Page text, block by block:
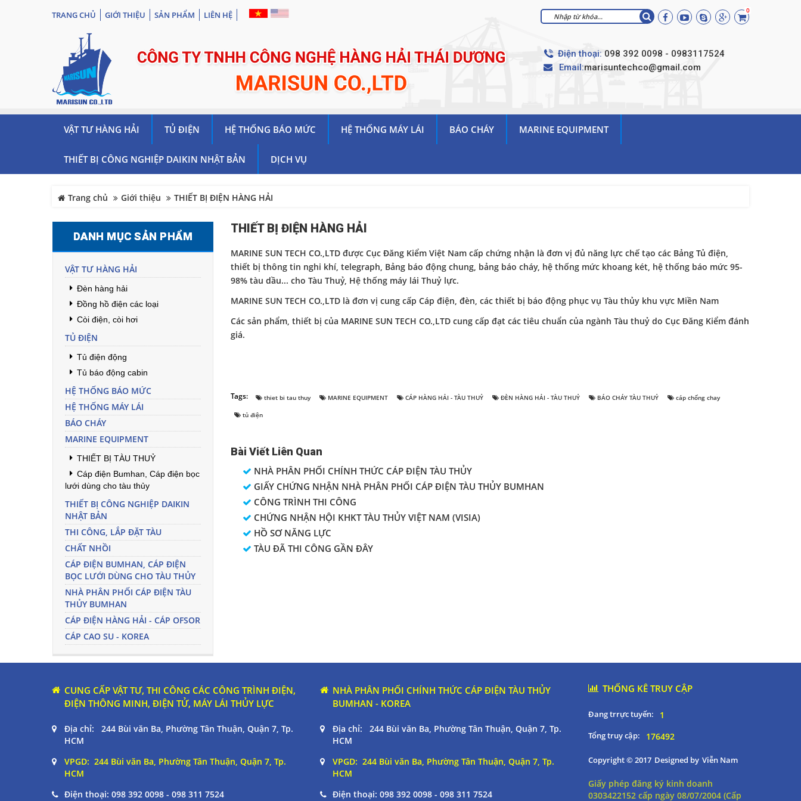
TRANG CHỦ GIỚI THIỆU SẢN PHẨM LIÊN HỆ 0
Điện thoại: 098 392 0098 - 0983117524
Email:marisuntechco@gmail.com
VẬT TƯ HÀNG HẢI TỦ ĐIỆN HỆ THỐNG BÁO MỨC HỆ THỐNG MÁY LÁI BÁO CHÁY MARINE EQUIPMENT
THIẾT BỊ CÔNG NGHIỆP DAIKIN NHẬT BẢN DỊCH VỤ
Trang chủ Giới thiệu THIẾT BỊ ĐIỆN HÀNG HẢI
DANH MỤC SẢN PHẨM
VẬT TƯ HÀNG HẢI
Đèn hàng hải
Đồng hồ điện các loại
Còi điện, còi hơi
TỦ ĐIỆN
Tủ điện động
Tủ báo động cabin
HỆ THỐNG BÁO MỨC
HỆ THỐNG MÁY LÁI
BÁO CHÁY
MARINE EQUIPMENT
THIẾT BỊ TÀU THUỶ
Cáp điện Bumhan, Cáp điện bọc
lưới dùng cho tàu thủy
THIẾT BỊ CÔNG NGHIỆP DAIKIN
NHẬT BẢN
THI CÔNG, LẮP ĐẶT TÀU
CHẤT NHỒI
CÁP ĐIỆN BUMHAN, CÁP ĐIỆN
BỌC LƯỚI DÙNG CHO TÀU THỦY
NHÀ PHÂN PHỐI CÁP ĐIỆN TÀU
THỦY BUMHAN
CÁP ĐIỆN HÀNG HẢI - CÁP OFSOR
CÁP CAO SU - KOREA
THIẾT BỊ ĐIỆN HÀNG HẢI
MARINE SUN TECH CO.,LTD được Cục Đăng Kiểm Việt Nam cấp chứng nhận là đơn vị đủ năng lực chế tạo các Bảng Tủ điện,
thiết bị thông tin nghi khí, telegraph, Bảng báo động chung, bảng báo cháy, hệ thống mức khoang két, hệ thống báo mức 95-
98% tàu dầu... cho Tàu Thuỷ, Hệ thống máy lái Thuỷ lực.
MARINE SUN TECH CO.,LTD là đơn vị cung cấp Cáp điện, đèn, các thiết bị báo động phục vụ Tàu thủy khu vực Miền Nam
Các sản phẩm, thiết bị của MARINE SUN TECH CO.,LTD cung cấp đạt các tiêu chuẩn của ngành Tàu thuỷ do Cục Đăng Kiểm đánh
giá.
Tags: thiet bi tau thuy MARINE EQUIPMENT CÁP HÀNG HẢI - TÀU THUỶ ĐÈN HÀNG HẢI - TÀU THUỶ BÁO CHÁY TÀU THUỶ cáp chống chay
tủ điện
Bài Viết Liên Quan
NHÀ PHÂN PHỐI CHÍNH THỨC CÁP ĐIỆN TÀU THỦY
GIẤY CHỨNG NHẬN NHÀ PHÂN PHỐI CÁP ĐIỆN TÀU THỦY BUMHAN
CÔNG TRÌNH THI CÔNG
CHỨNG NHẬN HỘI KHKT TÀU THỦY VIỆT NAM (VISIA)
HỒ SƠ NĂNG LỰC
TÀU ĐÃ THI CÔNG GẦN ĐÂY
CUNG CẤP VẬT TƯ, THI CÔNG CÁC CÔNG TRÌNH ĐIỆN,
ĐIỆN THÔNG MINH, ĐIỆN TỬ, MÁY LÁI THỦY LỰC
Địa chỉ: 244 Bùi văn Ba, Phường Tân Thuận, Quận 7, Tp.
HCM
VPGD: 244 Bùi văn Ba, Phường Tân Thuận, Quận 7, Tp.
HCM
Điện thoại: 098 392 0098 - 098 311 7524
NHÀ PHÂN PHỐI CHÍNH THỨC CÁP ĐIỆN TÀU THỦY
BUMHAN - KOREA
Địa chỉ: 244 Bùi văn Ba, Phường Tân Thuận, Quận 7, Tp.
HCM
VPGD: 244 Bùi văn Ba, Phường Tân Thuận, Quận 7, Tp.
HCM
Điện thoại: 098 392 0098 - 098 311 7524
THỐNG KÊ TRUY CẬP
Đang trrực tuyến: 1
Tổng truy cập: 176492
Copyright © 2017 Designed by Viễn Nam
Giấy phép đăng ký kinh doanh
0303422152 cấp ngày 08/07/2004 (Cấp